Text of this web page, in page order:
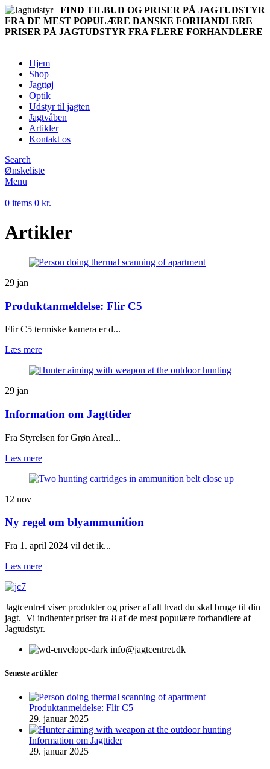
FIND TILBUD OG PRISER PÅ JAGTUDSTYR
FRA DE MEST POPULÆRE DANSKE FORHANDLERE
PRISER PÅ JAGTUDSTYR FRA FLERE FORHANDLERE
Hjem
Shop
Jagttøj
Optik
Udstyr til jagten
Jagtvåben
Artikler
Kontakt os
Search
Ønskeliste
Menu
0 items 0 kr.
Artikler
29 jan
Produktanmeldelse: Flir C5
Flir C5 termiske kamera er d...
Læs mere
29 jan
Information om Jagttider
Fra Styrelsen for Grøn Areal...
Læs mere
12 nov
Ny regel om blyammunition
Fra 1. april 2024 vil det ik...
Læs mere
Jagtcentret viser produkter og priser af alt hvad du skal bruge til din
jagt. Vi indhenter priser fra 8 af de mest populære forhandlere af
Jagtudstyr.
info@jagtcentret.dk
Seneste artikler
Produktanmeldelse: Flir C5
29. januar 2025
Information om Jagttider
29. januar 2025